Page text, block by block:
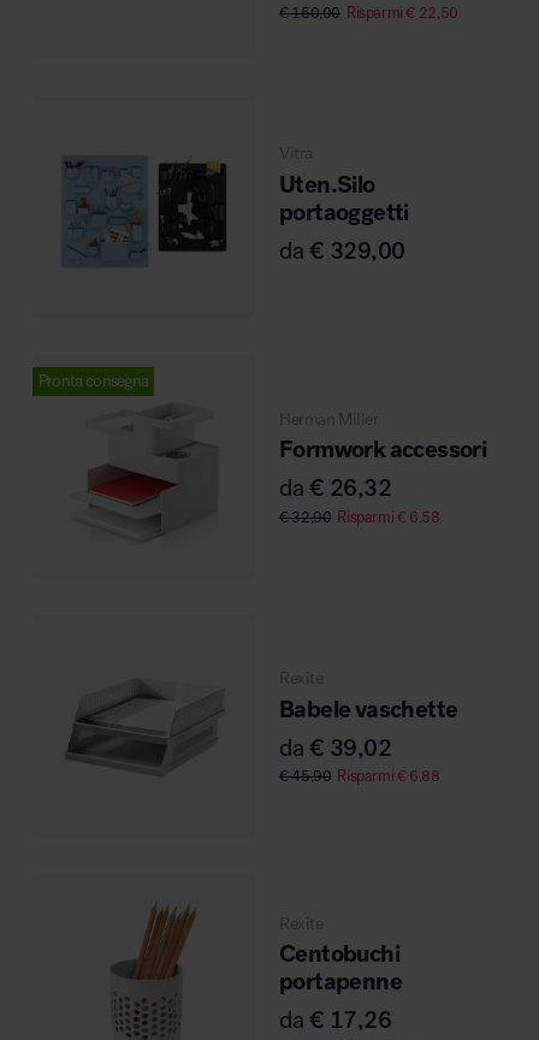
€150,00 Risparmi€ 22,50
Vitra
Uten.Silo
portaoggetti
da€ 329,00
Pronta consegna
Herman Miller
Formwork accessori
da€ 26,32
€32,90 Risparmi € 6,58
Rexite
Babele vaschette
da€ 39,02
€45,90 Risparmi € 6,88
Rexite
Centobuchi
portapenne
da€ 17,26